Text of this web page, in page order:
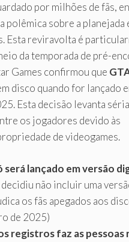
por milhões de fãs,
polêmica sobre a planejada
Esta reviravolta é
da temporada de pré-
Games confirmou que
disco quando for lançado
Esta decisão levanta
os jogadores devido às
de videogames.
será lançado em versão
não incluir uma
os fãs apegados aos
de 2025)
registros faz as pessoas